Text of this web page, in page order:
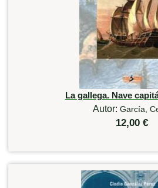
La gallega. Nave
Autor: García,
12,00 €